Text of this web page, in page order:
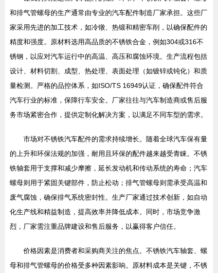
和排气管螺母的生产通常由专业的汽车配件制造厂家承担。这些厂
家采用先进的加工技术，如冷镦、热锻和精密车削，以确保配件的
精度和强度。原材料选用高品质的不锈铁合金，例如304或316不
锈钢，以应对汽车运行中的高温、高压和腐蚀环境。生产流程包括
设计、材料切割、成型、热处理、表面处理（如镀锌或钝化）和质
量检测。严格的品控体系，如ISO/TS 16949认证，确保配件符合
汽车行业的标准，保障行车安全。厂家往往与汽车制造商或售后服
务市场紧密合作，提供定制化解决方案，以满足不同车型的需求。
市场对不锈铁汽车配件的需求持续增长。随着全球汽车保有量
的上升和环保法规的加强，耐用且环保的配件越来越受青睐。不锈
铁轴套用于支撑和减少摩擦，延长发动机和传动系统的寿命；汽车
螺母则用于紧固关键部件，防止松动；排气管螺母则需承受高温和
废气腐蚀，确保排气系统密封性。生产厂家通过技术创新，如自动
化生产线和精益制造，提高效率并降低成本。同时，市场竞争激
烈，厂家需注重品牌建设和售后服务，以赢得客户信任。
价格因素是消费者和采购商关注的焦点。不锈铁汽车轴套、螺
母和排气管螺母的价格受多种因素影响。原材料成本是关键，不锈